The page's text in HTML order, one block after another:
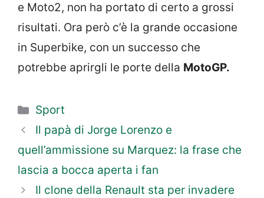
e Moto2, non ha portato di certo a grossi
risultati. Ora però c’è la grande occasione
in Superbike, con un successo che
potrebbe aprirgli le porte della MotoGP.
Categorie
Sport
Il papà di Jorge Lorenzo e
quell’ammissione su Marquez: la frase che
lascia a bocca aperta i fan
Il clone della Renault sta per invadere